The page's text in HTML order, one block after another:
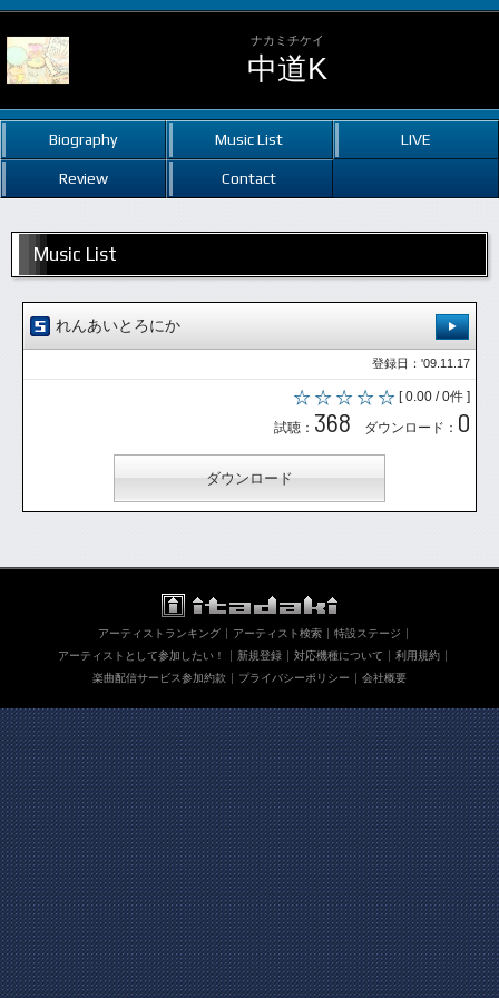
ナカミチケイ
中道K
Biography Music List LIVE
Review Contact
Music List
れんあいとろにか
登録日：'09.11.17
[ 0.00 / 0件 ]
試聴： 368 ダウンロード： 0
ダウンロード
アーティストランキング アーティスト検索
特設ステージ
アーティストとして参加したい！
新規登録 対応機種について
利用規約
楽曲配信サービス参加約款
プライバシーポリシー 会社概要